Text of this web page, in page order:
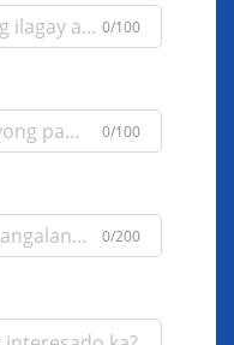
0/100
0/100
0/200